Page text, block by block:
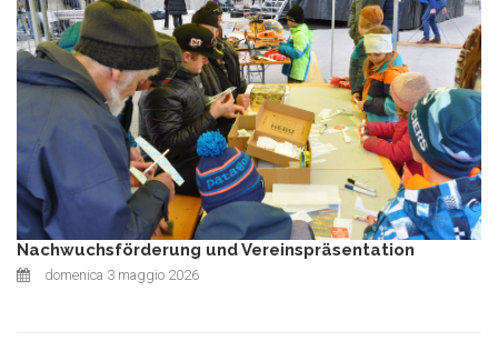
Nachwuchsförderung und Vereinspräsentation
domenica 3 maggio 2026